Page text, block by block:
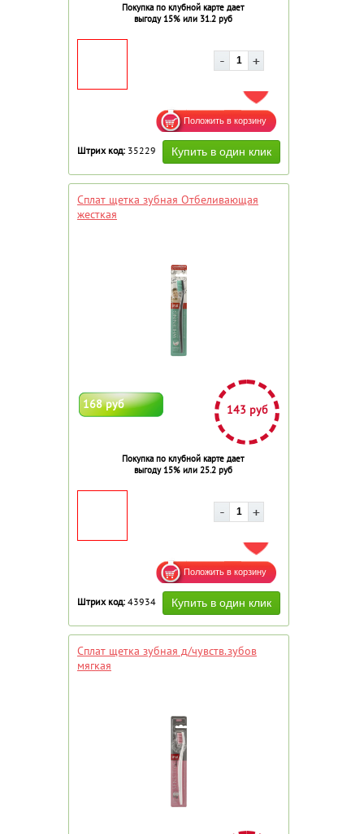
Покупка по клубной карте дает
выгоду 15% или 31.2 руб
ДОБАВИТЬ В ИЗБРАННОЕ
Штрих код: 35229
Сплат щетка зубная Отбеливающая
жесткая
168 руб 143 руб
Покупка по клубной карте дает
выгоду 15% или 25.2 руб
ДОБАВИТЬ В ИЗБРАННОЕ
Штрих код: 43934
Сплат щетка зубная д/чувств.зубов
мягкая